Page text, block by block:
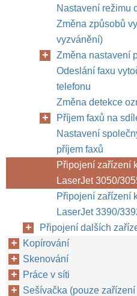
Nastavení režimu
Změna způsobů
vyzvánění)
Změna nastavení
Odeslání faxu
telefonu
Změna detekce
Příjem faxů na
Nastavení
příjem faxů
Připojení zařízení
LaserJet 3050/
Připojení zařízení
LaserJet 3390/
Připojení dalších
Kopírování
Skenování
Práce v síti
Sešívačka (pouze